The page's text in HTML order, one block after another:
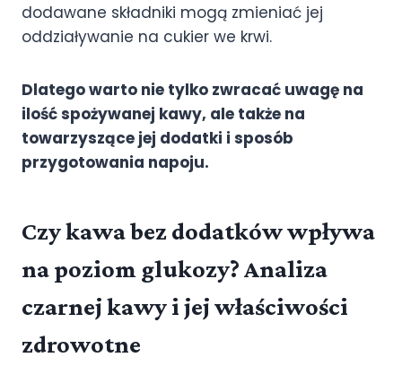
dodawane składniki mogą zmieniać jej
oddziaływanie na cukier we krwi.
Dlatego warto nie tylko zwracać uwagę na
ilość spożywanej kawy, ale także na
towarzyszące jej dodatki i sposób
przygotowania napoju.
Czy kawa bez dodatków wpływa
na poziom glukozy? Analiza
czarnej kawy i jej właściwości
zdrowotne